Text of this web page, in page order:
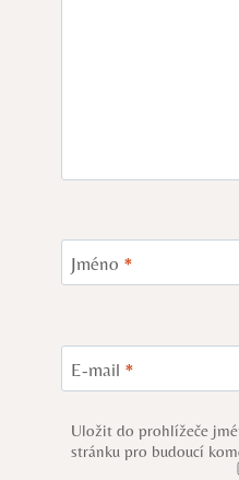
Jméno *
E-mail *
Uložit do prohlížeče
stránku pro budoucí